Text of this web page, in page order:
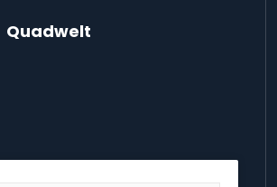
Quadwelt